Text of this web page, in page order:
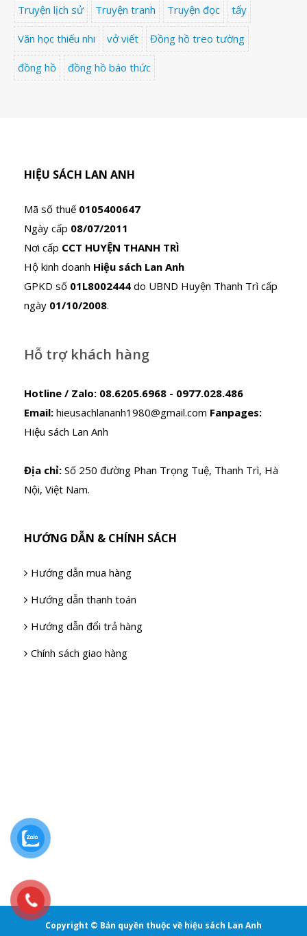
Truyện lịch sử Truyện tranh Truyện đọc tẩy
Văn học thiếu nhi vở viết Đồng hồ treo tường
đồng hồ đồng hồ báo thức
HIỆU SÁCH LAN ANH
Mã số thuế 0105400647
Ngày cấp 08/07/2011
Nơi cấp CCT HUYỆN THANH TRÌ
Hộ kinh doanh Hiệu sách Lan Anh
GPKD số 01L8002444 do UBND Huyện Thanh Trì cấp
ngày 01/10/2008.
Hỗ trợ khách hàng
Hotline / Zalo: 08.6205.6968 - 0977.028.486
Email: hieusachlananh1980@gmail.com Fanpages:
Hiệu sách Lan Anh
Địa chỉ: Số 250 đường Phan Trọng Tuệ, Thanh Trì, Hà
Nội, Việt Nam.
HƯỚNG DẪN & CHÍNH SÁCH
Hướng dẫn mua hàng
Hướng dẫn thanh toán
Hướng dẫn đổi trả hàng
Chính sách giao hàng
Copyright © Bản quyền thuộc về hiệu sách Lan Anh